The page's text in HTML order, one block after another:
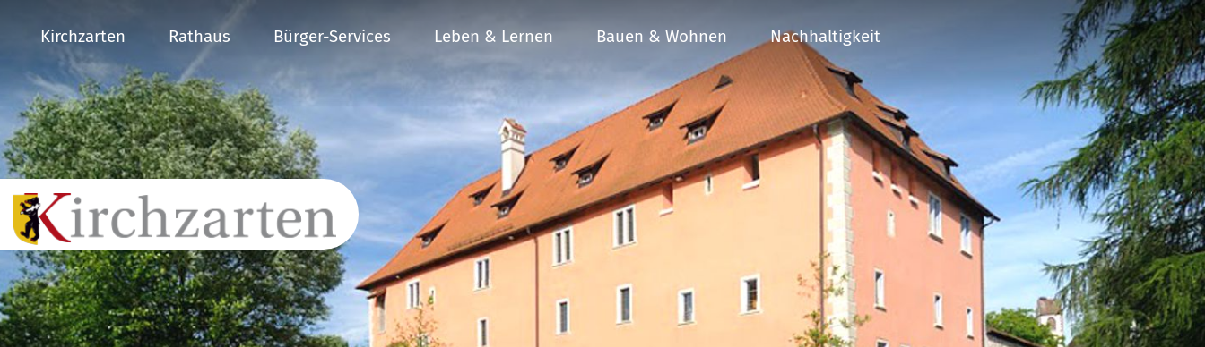
Kirchzarten Rathaus Bürger-Services Leben & Lernen Bauen & Wohnen Nachhaltigkeit